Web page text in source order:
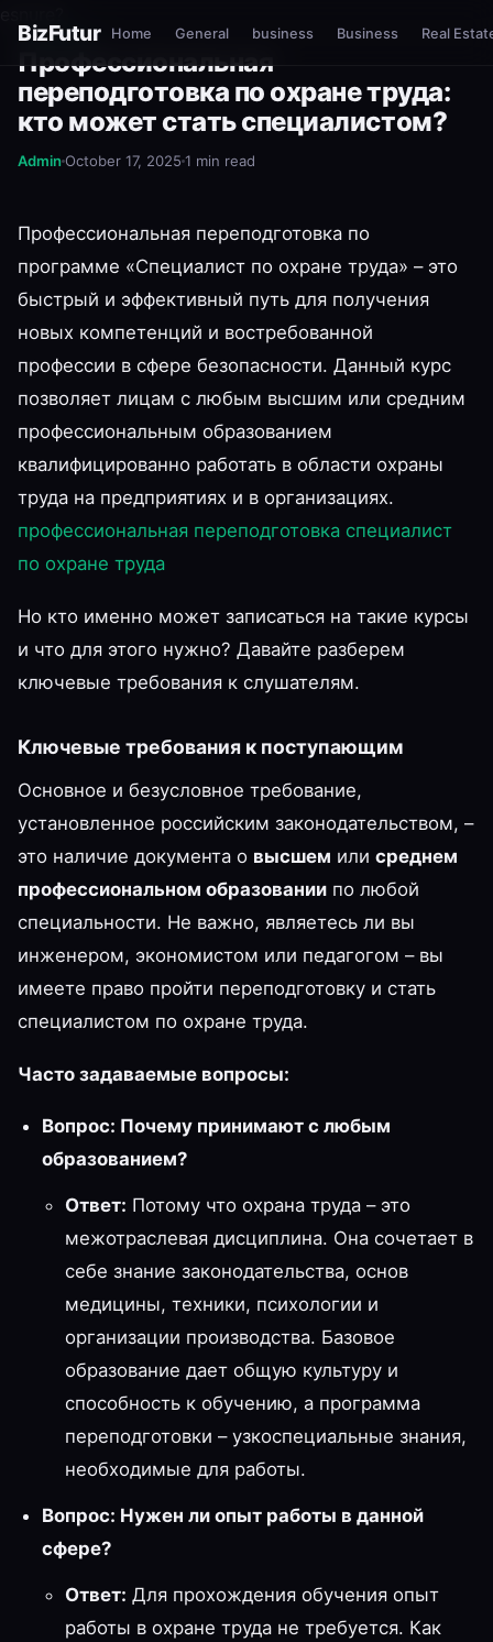
BizFutur Home General business Business Real
GENERAL
Профессиональная
переподготовка по охране труда:
кто может стать специалистом?
Admin October 17, 2025 1 min read
Профессиональная переподготовка по
программе «Специалист по охране труда» – это
быстрый и эффективный путь для получения
новых компетенций и востребованной
профессии в сфере безопасности. Данный курс
позволяет лицам с любым высшим или средним
профессиональным образованием
квалифицированно работать в области охраны
труда на предприятиях и в организациях.
профессиональная переподготовка специалист
по охране труда
Но кто именно может записаться на такие курсы
и что для этого нужно? Давайте разберем
ключевые требования к слушателям.
Ключевые требования к поступающим
Основное и безусловное требование,
установленное российским законодательством, –
это наличие документа о высшем или среднем
профессиональном образовании по любой
специальности. Не важно, являетесь ли вы
инженером, экономистом или педагогом – вы
имеете право пройти переподготовку и стать
специалистом по охране труда.
Часто задаваемые вопросы:
Вопрос: Почему принимают с любым
образованием?
Ответ: Потому что охрана труда – это
межотраслевая дисциплина. Она сочетает в
себе знание законодательства, основ
медицины, техники, психологии и
организации производства. Базовое
образование дает общую культуру и
способность к обучению, а программа
переподготовки – узкоспециальные знания,
необходимые для работы.
Вопрос: Нужен ли опыт работы в данной
сфере?
Ответ: Для прохождения обучения опыт
работы в охране труда не требуется. Как